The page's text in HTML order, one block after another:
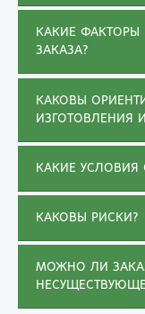
КАКИЕ
ЗАКАЗА?
КАКОВЫ
ИЗГОТОВЛЕНИЯ
КАКИЕ УСЛОВИЯ
КАКОВЫ РИСКИ?
МОЖНО ЛИ